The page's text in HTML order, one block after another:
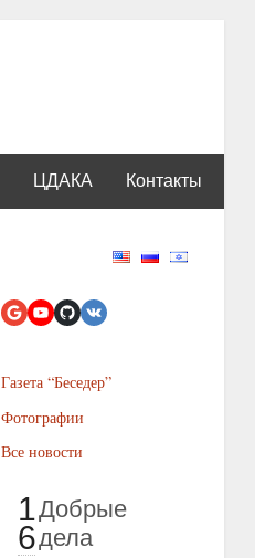
ЦДАКА Контакты
Газета “Беседер”
Фотографии
Все новости
1
6
Добрые
дела